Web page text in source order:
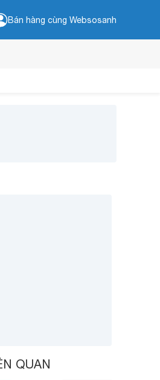
Bán hàng cùng Websosanh
QUAN